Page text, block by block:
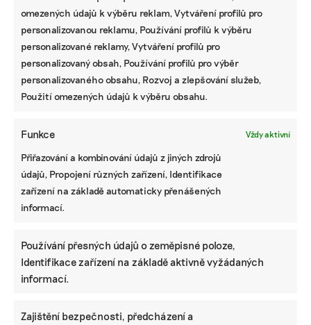
omezených údajů k výběru reklam, Vytváření profilů pro
personalizovanou reklamu, Používání profilů k výběru
personalizované reklamy, Vytváření profilů pro
personalizovaný obsah, Používání profilů pro výběr
personalizovaného obsahu, Rozvoj a zlepšování služeb,
Použití omezených údajů k výběru obsahu.
Funkce Vždy aktivní
Přiřazování a kombinování údajů z jiných zdrojů
údajů, Propojení různých zařízení, Identifikace
zařízení na základě automaticky přenášených
informací.
Používání přesných údajů o zeměpisné poloze,
Identifikace zařízení na základě aktivně vyžádaných
informací.
Zajištění bezpečnosti, předcházení a